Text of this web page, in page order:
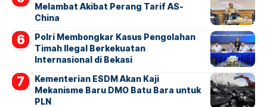
Melambat Akibat Perang Tarif AS-
China
Polri Membongkar Kasus Pengolahan
Timah Ilegal Berkekuatan
Internasional di Bekasi
Kementerian ESDM Akan Kaji
Mekanisme Baru DMO Batu Bara untuk
PLN